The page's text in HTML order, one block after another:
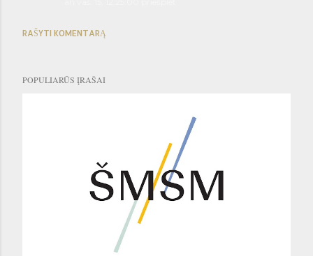
RAŠYTI KOMENTARĄ
POPULIARŪS ĮRAŠAI